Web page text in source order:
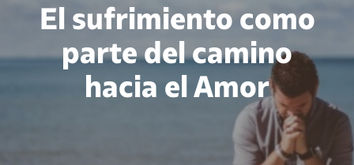
El sufrimiento como
parte del camino
hacia el Amor